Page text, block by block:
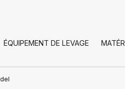
ÉQUIPEMENT DE LEVAGE